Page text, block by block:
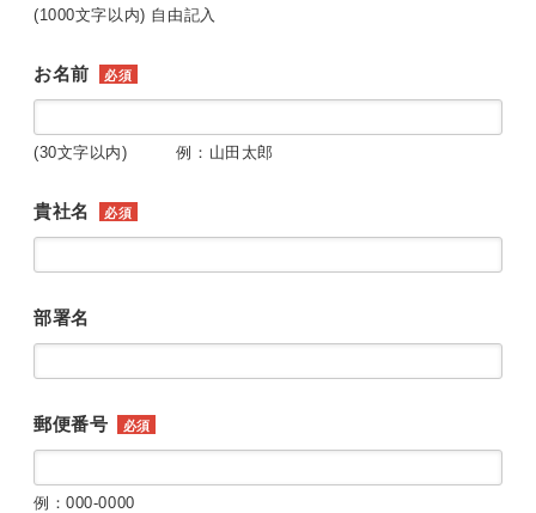
(1000文字以内) 自由記入
お名前 必須
(30文字以内) 例：山田太郎
貴社名 必須
部署名
郵便番号 必須
例：000-0000